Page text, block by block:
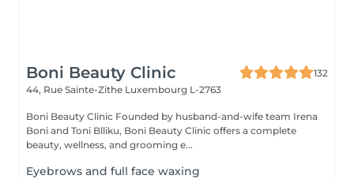
Boni Beauty Clinic
132
44, Rue Sainte-Zithe Luxembourg L-2763
Boni Beauty Clinic Founded by husband-and-wife team Irena
Boni and Toni Blliku, Boni Beauty Clinic offers a complete
beauty, wellness, and grooming e...
Eyebrows and full face waxing